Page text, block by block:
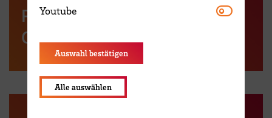
Projekt Interspace – Ou(te)r
Campus
Youtube Youtube
Auswahl bestätigen
Alle auswählen